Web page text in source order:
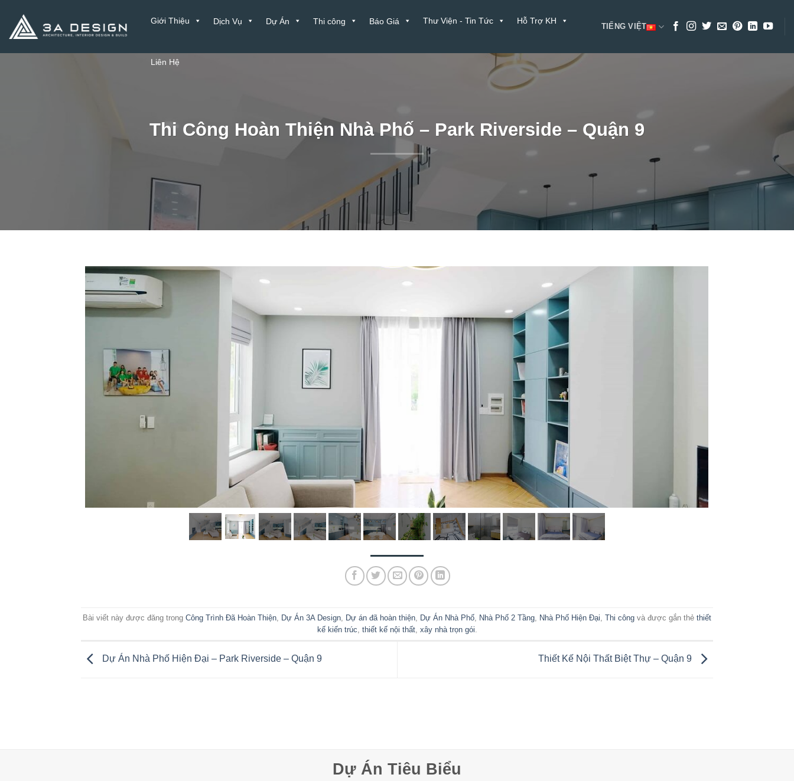
nội
dung
Giới Thiệu Dịch Vụ Dự Án Thi công Báo Giá Thư Viện - Tin Tức Hỗ Trợ KH
Liên Hệ
TIẾNG VIỆT
Thi Công Hoàn Thiện Nhà Phố – Park Riverside – Quận 9
Bài viết này được đăng trong Công Trình Đã Hoàn Thiện Dự Án 3A Design Dự án đã hoàn thiện Dự Án Nhà Phố Nhà Phố 2 Tầng Nhà Phố Hiện Đại Thi công và được gắn thẻ thiết
kế kiến trúc thiết kế nội thất, xây nhà trọn gói
Dự Án Nhà Phố Hiện Đại – Park Riverside – Quận 9 Thiết Kế Nội Thất Biệt Thự – Quận 9
Dự Án Tiêu Biểu